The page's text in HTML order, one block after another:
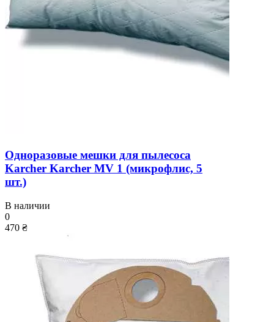
Одноразовые мешки для пылесоса
Karcher Karcher MV 1 (микрофлис, 5
шт.)
В наличии
0
470 ₴